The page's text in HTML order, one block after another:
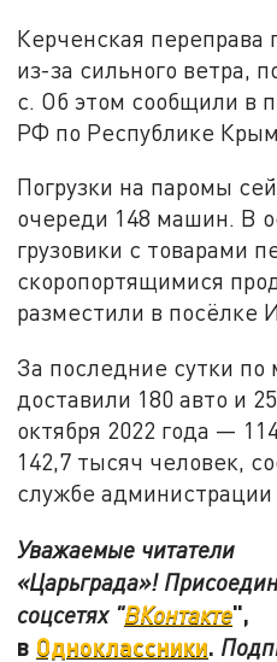
Керченская переправа
из-за сильного ветра,
с. Об этом сообщили в
РФ по Республике
Погрузки на паромы
очереди 148 машин. В
грузовики с товарами
скоропортящимися
разместили в посёлке
За последние сутки по
доставили 180 авто и
октября 2022 года —
142,7 тысяч человек,
службе администрации
Уважаемые читатели
«Царьграда»!
соцсетях "ВКонтакте",
в Одноклассники.